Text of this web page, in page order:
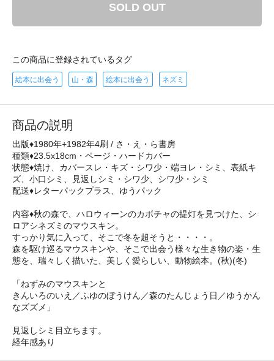
SOLD OUT
この商品に登録されているタグ
絵本に出会う 山・森 絵本に出会う ネズミ
商品の説明
出版♦1980年+1982年4刷 / さ・え・ら書房
種類♦23.5x18cm・ページ・ハードカバー
状態♦焼け、カバースレ・キズ・シワ少・端ヨレ・シミ、表紙キ
ズ、小口シミ、見返しシミ・シワ少、シワ少・シミ
配送♦レターパックプラス、ゆうパック
内容♦秋の森で、ハロウィーンのカボチャの提灯を見つけた、シ
ロアシネズミのマウスキン。
すっかり気に入って、そこで冬を超そうと・・・・。
森を駆け巡るマウスキンや、そこで出会う様々な生き物の姿・生
態を、瑞々しく描いた、美しく愛らしい、動物絵本。(秋)(冬)
「ねずみのマウスキンと
きんいろのいえ／ふゆのぼうけん／森のたんじょう日／ゆうかん
なズズメ」
見返しシミ目立ちます。
経年感あり